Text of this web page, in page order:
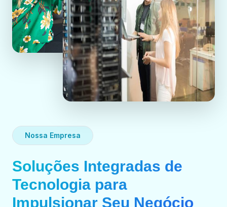
Nossa Empresa
Soluções Integradas de
Tecnologia para
Impulsionar Seu Negócio